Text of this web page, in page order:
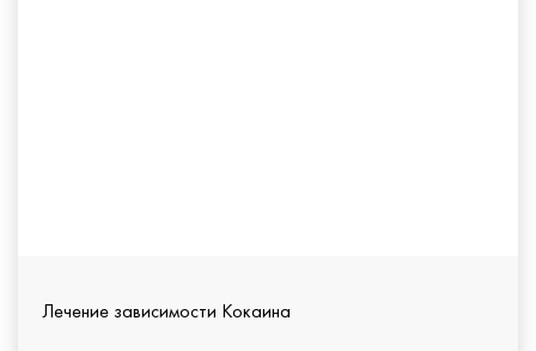
Лечение зависимости Кокаина